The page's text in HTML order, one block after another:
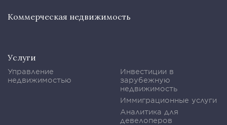
Коммерческая недвижимость
Услуги
Управление
недвижимостью
Инвестиции в
зарубежную
недвижимость
Иммиграционные услуги
Аналитика для
девелоперов